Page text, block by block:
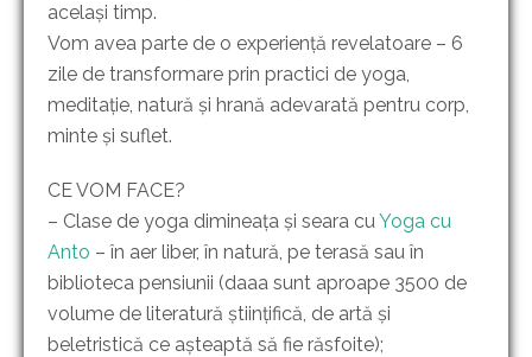
același timp.
Vom avea parte de o experiență revelatoare – 6
zile de transformare prin practici de yoga,
meditație, natură și hrană adevarată pentru corp,
minte și suflet.
CE VOM FACE?
– Clase de yoga dimineața și seara cuYoga cu
Anto – în aer liber, în natură, pe terasă sau în
biblioteca pensiunii (daaa sunt aproape 3500 de
volume de literatură științifică, de artă și
beletristică ce așteaptă să fie răsfoite);